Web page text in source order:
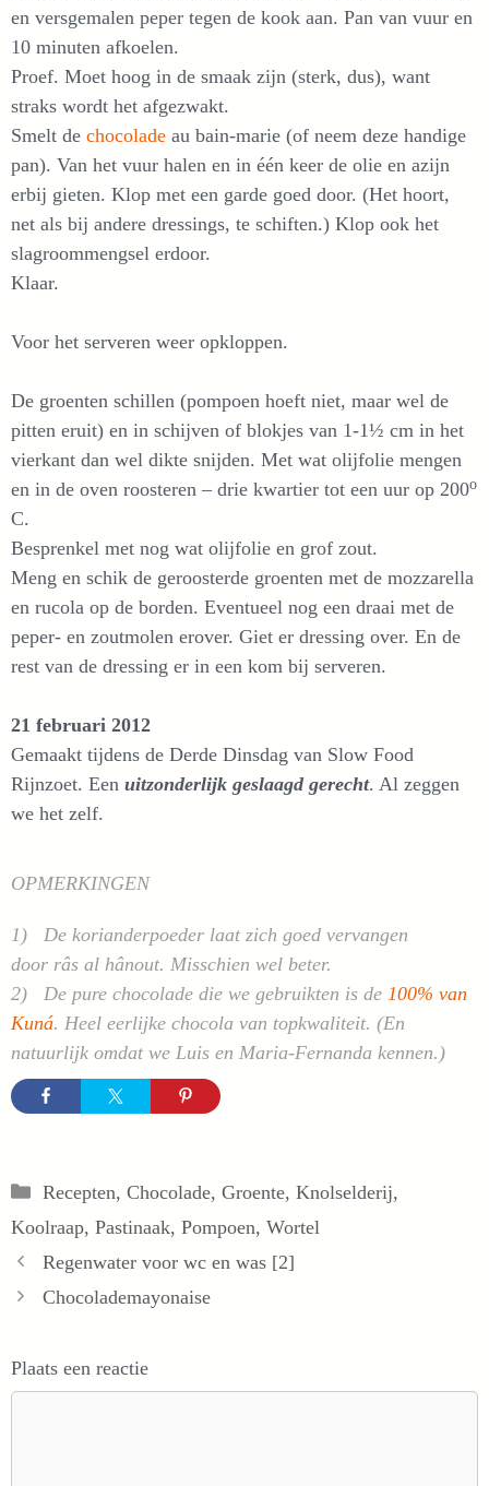
en versgemalen peper tegen de kook aan. Pan van vuur en
10 minuten afkoelen.
Proef. Moet hoog in de smaak zijn (sterk, dus), want
straks wordt het afgezwakt.
Smelt de chocolade au bain-marie (of neem deze handige
pan). Van het vuur halen en in één keer de olie en azijn
erbij gieten. Klop met een garde goed door. (Het hoort,
net als bij andere dressings, te schiften.) Klop ook het
slagroommengsel erdoor.
Klaar.
Voor het serveren weer opkloppen.
De groenten schillen (pompoen hoeft niet, maar wel de
pitten eruit) en in schijven of blokjes van 1-1½ cm in het
vierkant dan wel dikte snijden. Met wat olijfolie mengen
en in de oven roosteren – drie kwartier tot een uur op 200o
C.
Besprenkel met nog wat olijfolie en grof zout.
Meng en schik de geroosterde groenten met de mozzarella
en rucola op de borden. Eventueel nog een draai met de
peper- en zoutmolen erover. Giet er dressing over. En de
rest van de dressing er in een kom bij serveren.
21 februari 2012
Gemaakt tijdens de Derde Dinsdag van Slow Food
Rijnzoet. Een uitzonderlijk geslaagd gerecht. Al zeggen
we het zelf.
OPMERKINGEN
1) De korianderpoeder laat zich goed vervangen
door râs al hânout. Misschien wel beter.
2) De pure chocolade die we gebruikten is de 100% van
Kuná. Heel eerlijke chocola van topkwaliteit. (En
natuurlijk omdat we Luis en Maria-Fernanda kennen.)
Categorieën
Recepten, Chocolade, Groente, Knolselderij,
Koolraap, Pastinaak, Pompoen, Wortel
Regenwater voor wc en was [2]
Chocolademayonaise
Plaats een reactie